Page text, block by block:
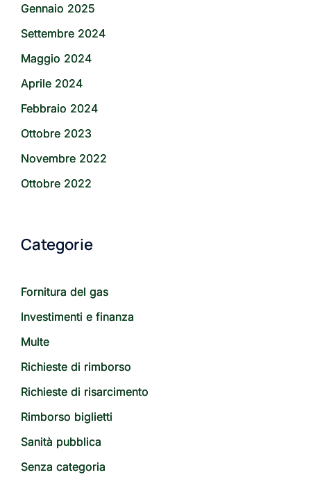
Gennaio 2025
Settembre 2024
Maggio 2024
Aprile 2024
Febbraio 2024
Ottobre 2023
Novembre 2022
Ottobre 2022
Categorie
Fornitura del gas
Investimenti e finanza
Multe
Richieste di rimborso
Richieste di risarcimento
Rimborso biglietti
Sanità pubblica
Senza categoria